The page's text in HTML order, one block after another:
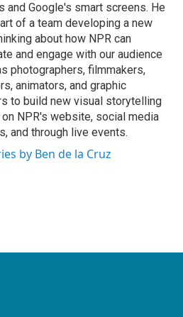
and Google's smart screens. He
of a team developing a new
about how NPR can
and engage with our audience
photographers, filmmakers,
animators, and graphic
to build new visual storytelling
NPR's website, social media
and through live events.
by Ben de la Cruz